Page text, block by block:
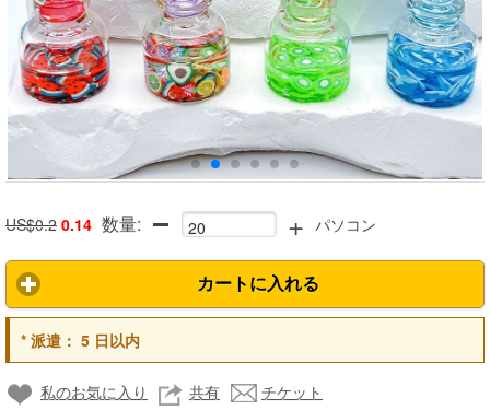
US$0.2 0.14 数量: + パソコン
カートに入れる
*派遣： 5 日以内
私のお気に入り 共有 チケット